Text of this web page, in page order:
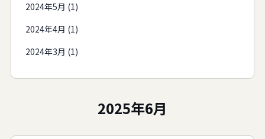
2024年5月 (1)
2024年4月 (1)
2024年3月 (1)
2025年6月